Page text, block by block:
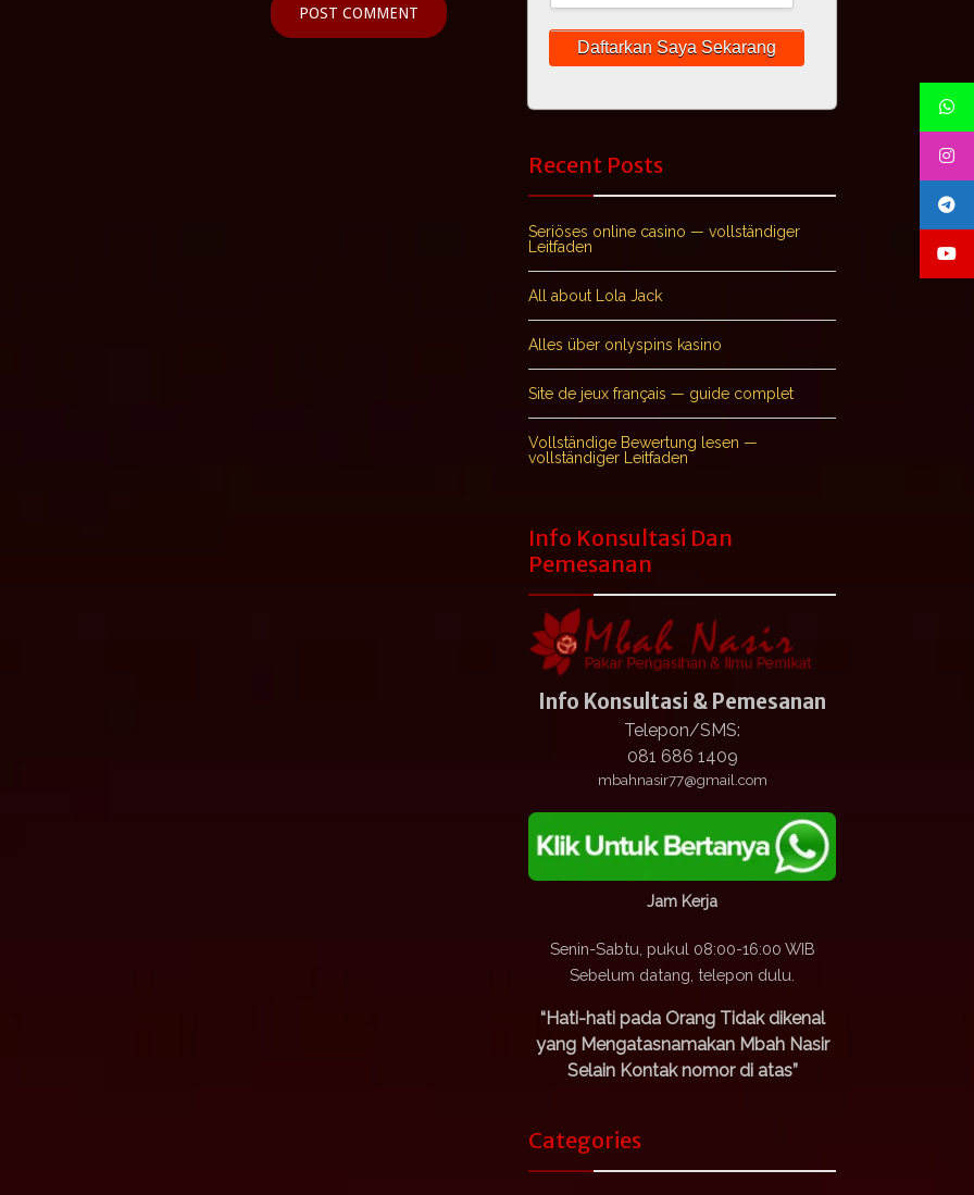
Recent Posts
Seriöses online casino — vollständiger
Leitfaden
All about Lola Jack
Alles über onlyspins kasino
Site de jeux français — guide complet
Vollständige Bewertung lesen —
vollständiger Leitfaden
Info Konsultasi Dan
Pemesanan
Info Konsultasi & Pemesanan
Telepon/SMS:
081 686 1409
mbahnasir77@gmail.com
Jam Kerja
Senin-Sabtu, pukul 08:00-16:00 WIB
Sebelum datang, telepon dulu.
“Hati-hati pada Orang Tidak dikenal
yang Mengatasnamakan Mbah Nasir
Selain Kontak nomor di atas”
Categories